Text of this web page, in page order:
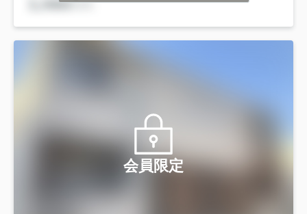
会員限定